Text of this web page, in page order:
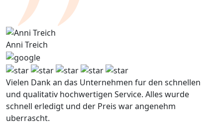
Anni Treich
Vielen Dank an das Unternehmen fur den schnellen
und qualitativ hochwertigen Service. Alles wurde
schnell erledigt und der Preis war angenehm
uberrascht.